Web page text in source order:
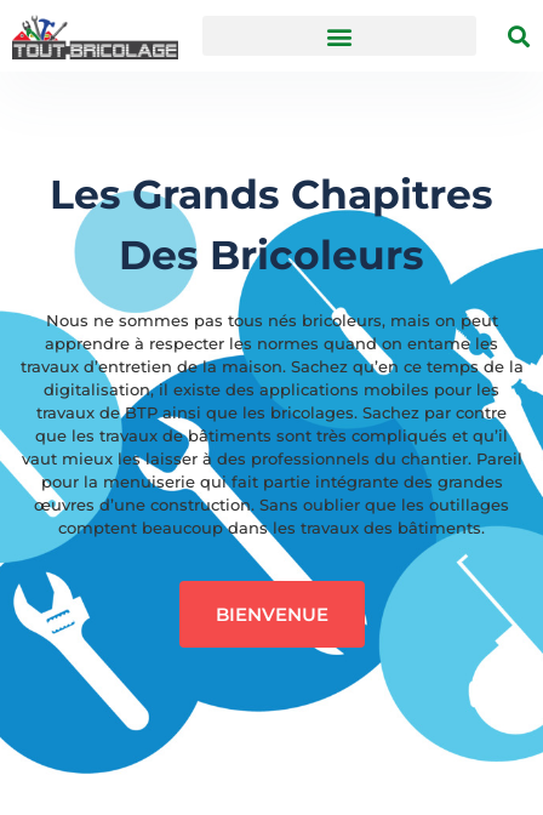
Les Grands Chapitres
Des Bricoleurs
Nous ne sommes pas tous nés bricoleurs, mais on peut
apprendre à respecter les normes quand on entame les
travaux d’entretien de la maison. Sachez qu’en ce temps de la
digitalisation, il existe des applications mobiles pour les
travaux de BTP ainsi que les bricolages. Sachez par contre
que les travaux de bâtiments sont très compliqués et qu’il
vaut mieux les laisser à des professionnels du chantier. Pareil
pour la menuiserie qui fait partie intégrante des grandes
œuvres d’une construction. Sans oublier que les outillages
comptent beaucoup dans les travaux des bâtiments.
BIENVENUE